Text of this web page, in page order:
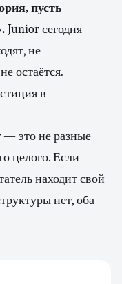
пусть
Junior сегодня —
не
остаётся.
в
это не разные
целого. Если
находит свой
нет, оба